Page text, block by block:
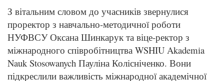
З вітальним словом до учасників звернулися
проректор з навчально-методичної роботи
НУФВСУ Оксана Шинкарук та віце-ректор з
міжнародного співробітництва WSHIU Akademia
Nauk Stosowanych Пауліна Колісніченко. Вони
підкреслили важливість міжнародної академічної